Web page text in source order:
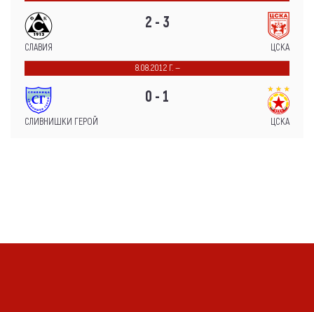
СЛАВИЯ
2 - 3
ЦСКА
8.08.2012 Г. —
СЛИВНИШКИ ГЕРОЙ
0 - 1
ЦСКА